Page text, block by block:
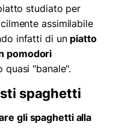
studiato per
assimilabile
infatti di un piatto
pomodori
quasi "banale".
spaghetti
gli spaghetti alla